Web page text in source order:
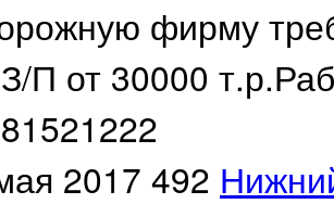
фирму
П от 30000
2017 492